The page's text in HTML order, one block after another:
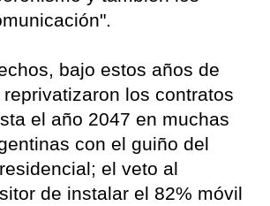
bajo estos años de
los contratos
el año 2047 en muchas
con el guiño del
el veto al
de instalar el 82% móvil